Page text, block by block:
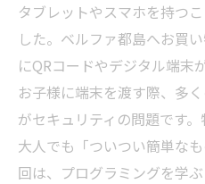
タブレットやスマホを持つ
した。ベルファ都島へお買
にQRコードやデジタル端末
お子様に端末を渡す際、多
がセキュリティの問題です。
大人でも「ついつい簡単な
回は、プログラミングを学